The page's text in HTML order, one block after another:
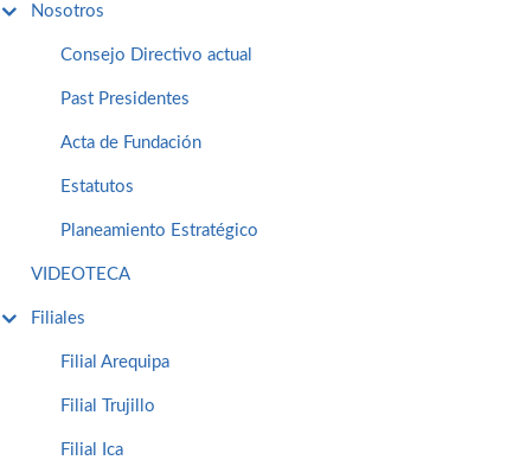
Nosotros
Consejo Directivo actual
Past Presidentes
Acta de Fundación
Estatutos
Planeamiento Estratégico
VIDEOTECA
Filiales
Filial Arequipa
Filial Trujillo
Filial Ica